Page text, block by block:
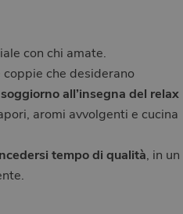
con chi amate.
coppie che desiderano
all’insegna del relax
aromi avvolgenti e cucina
tempo di qualità , in un